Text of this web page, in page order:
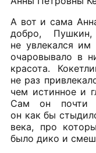
А вот и сама
добро,
не увлекался
очаровывало в
красота.
не раз
чем истинное и
Сам он почти
он как бы
века, про
было дико и